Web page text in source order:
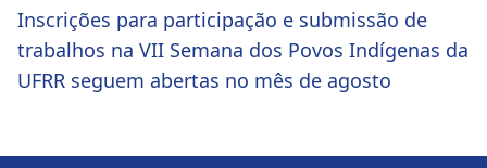
Inscrições para participação e submissão de
trabalhos na VII Semana dos Povos Indígenas da
UFRR seguem abertas no mês de agosto